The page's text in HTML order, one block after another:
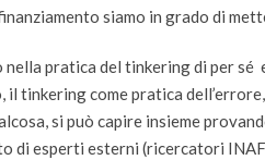
siamo in grado di
nella pratica del tinkering di per sé
il tinkering come pratica
si può capire insieme
di esperti esterni (ricercatori